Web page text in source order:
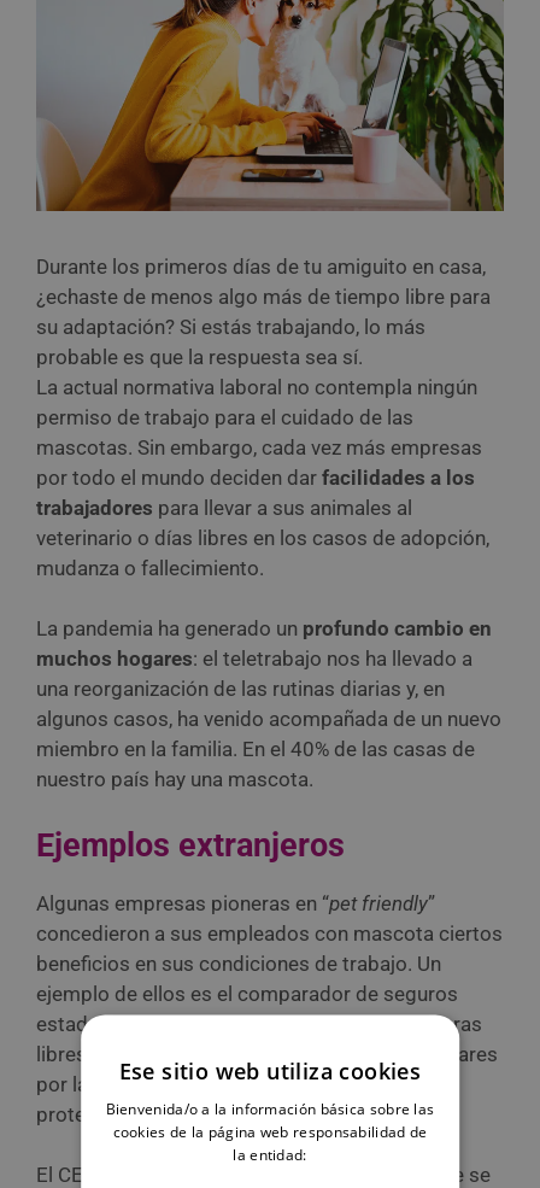
Durante los primeros días de tu amiguito en casa,
¿echaste de menos algo más de tiempo libre para
su adaptación? Si estás trabajando, lo más
probable es que la respuesta sea sí.
La actual normativa laboral no contempla ningún
permiso de trabajo para el cuidado de las
mascotas. Sin embargo, cada vez más empresas
por todo el mundo deciden dar facilidades a los
trabajadores para llevar a sus animales al
veterinario o días libres en los casos de adopción,
mudanza o fallecimiento.
La pandemia ha generado un profundo cambio en
muchos hogares: el teletrabajo nos ha llevado a
una reorganización de las rutinas diarias y, en
algunos casos, ha venido acompañada de un nuevo
miembro en la familia. En el 40% de las casas de
nuestro país hay una mascota.
Ejemplos extranjeros
Algunas empresas pioneras en “pet friendly”
concedieron a sus empleados con mascota ciertos
beneficios en sus condiciones de trabajo. Un
ejemplo de ellos es el comparador de seguros
estadounidenseThe Zebraque además de horas
libres también ofrece ayudas de hasta 300 dólares
por la adopción de animales procedentes de
protectoras y refugios.
El CEO de The Zebra, Keith Melnick, explica que se
Ese sitio web utiliza cookies
Bienvenida/o a la información básica sobre las
cookies de la página web responsabilidad de
la entidad: